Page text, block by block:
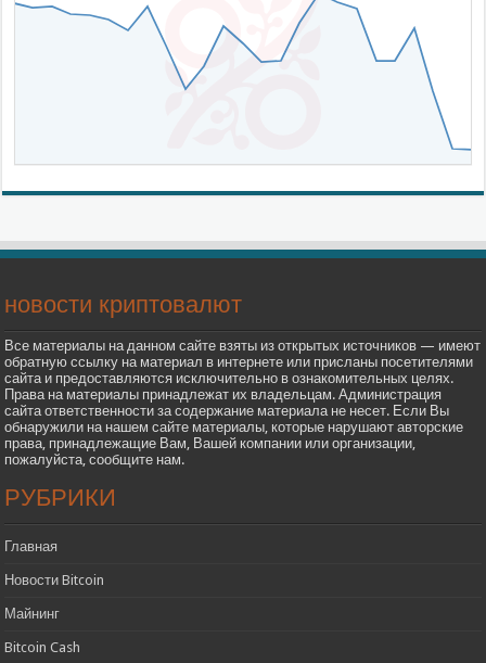
новости криптовалют
Все материалы на данном сайте взяты из открытых источников — имеют
обратную ссылку на материал в интернете или присланы посетителями
сайта и предоставляются исключительно в ознакомительных целях.
Права на материалы принадлежат их владельцам. Администрация
сайта ответственности за содержание материала не несет. Если Вы
обнаружили на нашем сайте материалы, которые нарушают авторские
права, принадлежащие Вам, Вашей компании или организации,
пожалуйста, сообщите нам.
РУБРИКИ
Главная
Новости Bitcoin
Майнинг
Bitcoin Cash